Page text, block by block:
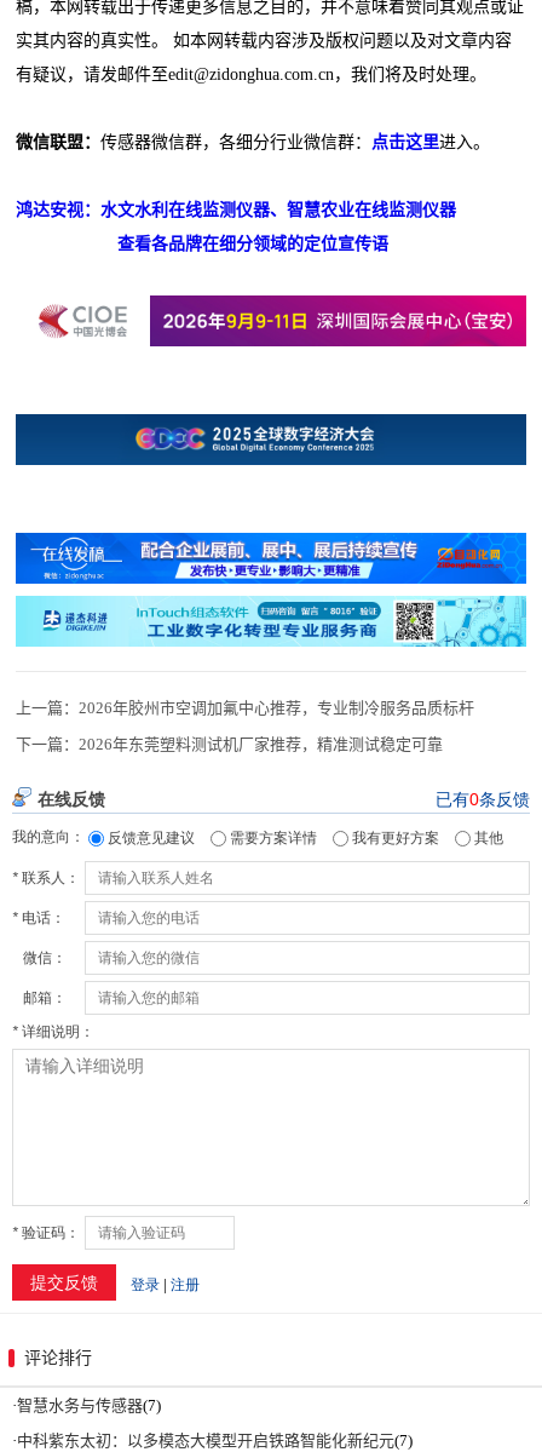
稿，本网转载出于传递更多信息之目的，并不意味着赞同其观点或证
实其内容的真实性。 如本网转载内容涉及版权问题以及对文章内容
有疑议，请发邮件至edit@zidonghua.com.cn，我们将及时处理。
微信联盟：传感器微信群，各细分行业微信群： 点击这里进入。
鸿达安视：水文水利在线监测仪器、智慧农业在线监测仪器
查看各品牌在细分领域的定位宣传语
上一篇：2026年胶州市空调加氟中心推荐，专业制冷服务品质标杆
下一篇：2026年东莞塑料测试机厂家推荐，精准测试稳定可靠
评论排行
·智慧水务与传感器(7)
·中科紫东太初：以多模态大模型开启铁路智能化新纪元(7)